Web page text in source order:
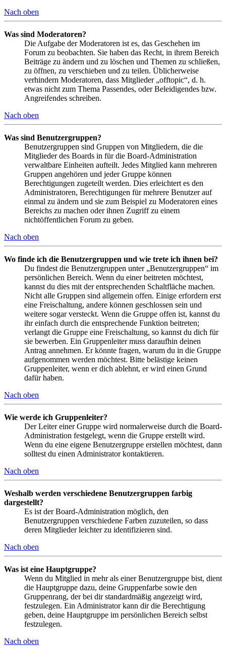
Nach oben
Was sind Moderatoren?
Die Aufgabe der Moderatoren ist es, das Geschehen im
Forum zu beobachten. Sie haben das Recht, in ihrem Bereich
Beiträge zu ändern und zu löschen und Themen zu schließen,
zu öffnen, zu verschieben und zu teilen. Üblicherweise
verhindern Moderatoren, dass Mitglieder „offtopic“, d. h.
etwas nicht zum Thema Passendes, oder Beleidigendes bzw.
Angreifendes schreiben.
Nach oben
Was sind Benutzergruppen?
Benutzergruppen sind Gruppen von Mitgliedern, die die
Mitglieder des Boards in für die Board-Administration
verwaltbare Einheiten aufteilt. Jedes Mitglied kann mehreren
Gruppen angehören und jeder Gruppe können
Berechtigungen zugeteilt werden. Dies erleichtert es den
Administratoren, Berechtigungen für mehrere Benutzer auf
einmal zu ändern und sie zum Beispiel zu Moderatoren eines
Bereichs zu machen oder ihnen Zugriff zu einem
nichtöffentlichen Forum zu geben.
Nach oben
Wo finde ich die Benutzergruppen und wie trete ich ihnen bei?
Du findest die Benutzergruppen unter „Benutzergruppen“ im
persönlichen Bereich. Wenn du einer beitreten möchtest,
kannst du dies mit der entsprechenden Schaltfläche machen.
Nicht alle Gruppen sind allgemein offen. Einige erfordern erst
eine Freischaltung, andere können geschlossen sein und
weitere sogar versteckt. Wenn die Gruppe offen ist, kannst du
ihr einfach durch die entsprechende Funktion beitreten;
verlangt die Gruppe eine Freischaltung, so kannst du dich für
sie bewerben. Ein Gruppenleiter muss daraufhin deinen
Antrag annehmen. Er könnte fragen, warum du in die Gruppe
aufgenommen werden möchtest. Bitte belästige keinen
Gruppenleiter, wenn er dich ablehnt, er wird einen Grund
dafür haben.
Nach oben
Wie werde ich Gruppenleiter?
Der Leiter einer Gruppe wird normalerweise durch die Board-
Administration festgelegt, wenn die Gruppe erstellt wird.
Wenn du eine eigene Benutzergruppe erstellen möchtest, dann
solltest du einen Administrator kontaktieren.
Nach oben
Weshalb werden verschiedene Benutzergruppen farbig
dargestellt?
Es ist der Board-Administration möglich, den
Benutzergruppen verschiedene Farben zuzuteilen, so dass
deren Mitglieder leichter zu identifizieren sind.
Nach oben
Was ist eine Hauptgruppe?
Wenn du Mitglied in mehr als einer Benutzergruppe bist, dient
die Hauptgruppe dazu, deine Gruppenfarbe sowie den
Gruppenrang, der bei dir standardmäßig angezeigt wird,
festzulegen. Ein Administrator kann dir die Berechtigung
geben, deine Hauptgruppe im persönlichen Bereich selbst
festzulegen.
Nach oben